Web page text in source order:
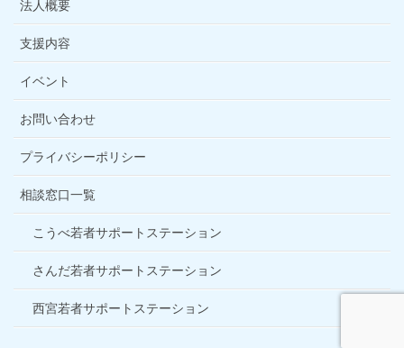
法人概要
支援内容
イベント
お問い合わせ
プライバシーポリシー
相談窓口一覧
こうべ若者サポートステーション
さんだ若者サポートステーション
西宮若者サポートステーション